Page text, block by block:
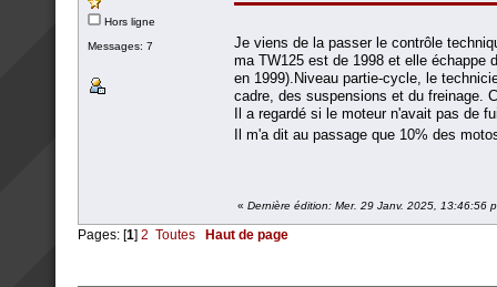
Hors ligne
Messages: 7
Je viens de la passer le contrôle
ma TW125 est de 1998 et elle échappe
en 1999).Niveau partie-cycle, le
cadre, des suspensions et du freinage.
Il a regardé si le moteur n'avait pas de
Il m'a dit au passage que 10% des
« Dernière édition: Mer. 29 Janv. 2025, 13:46:56
Pages: [1] 2 Toutes Haut de page